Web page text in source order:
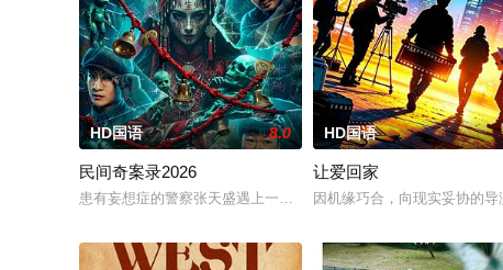
HD国语 8.0
民间奇案录2026
患有妄想症的警察张天盛遇上一起离奇的神像杀人事件，勘案过程
HD国语
让爱回家
因机缘巧合，向现实妥协的